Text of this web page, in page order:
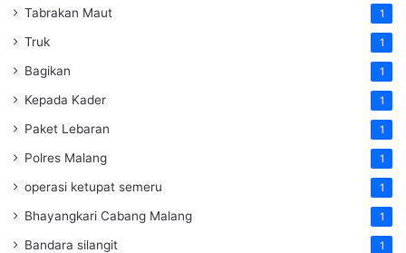
Tabrakan Maut 1
Truk 1
Bagikan 1
Kepada Kader 1
Paket Lebaran 1
Polres Malang 1
operasi ketupat semeru 1
Bhayangkari Cabang Malang 1
Bandara silangit 1